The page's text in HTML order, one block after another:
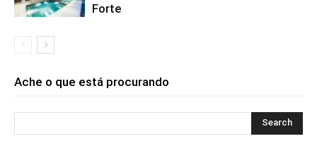
Forte
Ache o que está procurando